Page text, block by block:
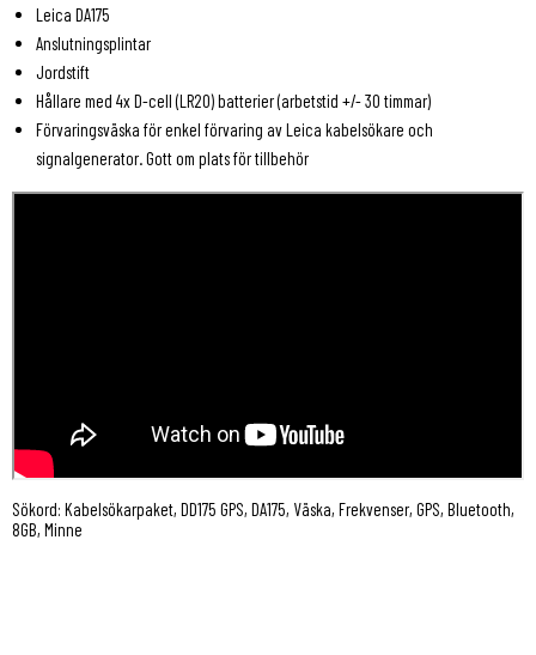
Leica DA175
Anslutningsplintar
Jordstift
Hållare med 4x D-cell (LR20) batterier (arbetstid +/- 30 timmar)
Förvaringsväska för enkel förvaring av Leica kabelsökare och
signalgenerator. Gott om plats för tillbehör
Sökord: Kabelsökarpaket, DD175 GPS, DA175, Väska, Frekvenser, GPS, Bluetooth,
8GB, Minne